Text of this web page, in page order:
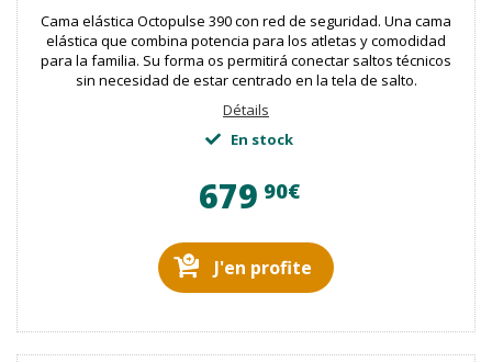
Cama elástica Octopulse 390 con red de seguridad. Una cama
elástica que combina potencia para los atletas y comodidad
para la familia. Su forma os permitirá conectar saltos técnicos
sin necesidad de estar centrado en la tela de salto.
Détails
En stock
679 90€
J'en profite